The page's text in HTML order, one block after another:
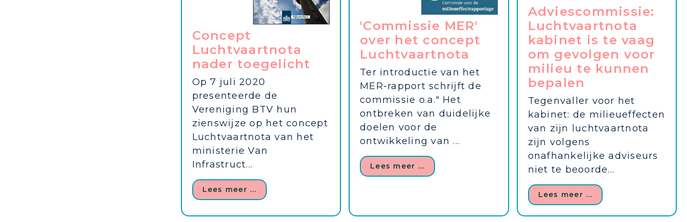
Concept
Luchtvaartnota
nader toegelicht
Op 7 juli 2020
presenteerde de
Vereniging BTV hun
zienswijze op het concept
Luchtvaartnota van het
ministerie Van
Infrastruct...
Lees meer …
'Commissie MER'
over het concept
Luchtvaartnota
Ter introductie van het
MER-rapport schrijft de
commissie o.a." Het
ontbreken van duidelijke
doelen voor de
ontwikkeling van ...
Lees meer …
Adviescommissie:
Luchtvaartnota
kabinet is te vaag
om gevolgen voor
milieu te kunnen
bepalen
Tegenvaller voor het
kabinet: de milieueffecten
van zijn luchtvaartnota
zijn volgens
onafhankelijke adviseurs
niet te beoorde...
Lees meer …